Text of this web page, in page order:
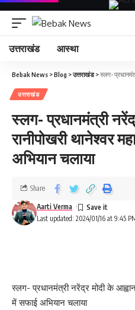
उत्तराखंड आस्था
Bebak News >Blog >उत्तराखंड>स्लग- प्रधानमंत्री
उत्तराखंड
स्लग- प्रधानमंत्री
रानीपोखरी थानेश्वर
अभियान चलाया
Last updated: 2024/01/16 at 9:45
Aarti Verma
Share
स्लग- प्रधानमंत्री नरेंद्र मोदी के
में सफाई अभियान चलाया